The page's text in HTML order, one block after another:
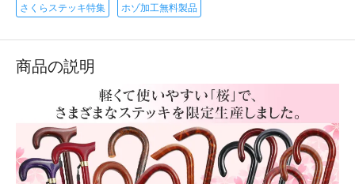
さくらステッキ特集 ホゾ加工無料製品
商品の説明